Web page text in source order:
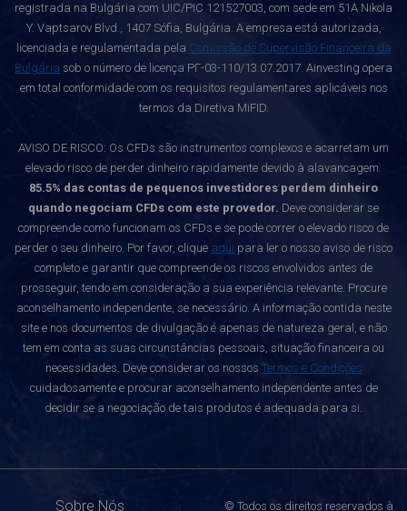
registrada na Bulgária com UIC/PIC 121527003, com sede em 51A Nikola
Y. Vaptsarov Blvd., 1407 Sófia, Bulgária. A empresa está autorizada,
licenciada e regulamentada pela Comissão de Supervisão Financeira da
Bulgária sob o número de licença РГ-03-110/13.07.2017. Ainvesting opera
em total conformidade com os requisitos regulamentares aplicáveis nos
termos da Diretiva MiFID.
AVISO DE RISCO: Os CFDs são instrumentos complexos e acarretam um
elevado risco de perder dinheiro rapidamente devido à alavancagem.
85.5% das contas de pequenos investidores perdem dinheiro
quando negociam CFDs com este provedor. Deve considerar se
compreende como funcionam os CFDs e se pode correr o elevado risco de
perder o seu dinheiro. Por favor, clique aqui para ler o nosso aviso de risco
completo e garantir que compreende os riscos envolvidos antes de
prosseguir, tendo em consideração a sua experiência relevante. Procure
aconselhamento independente, se necessário. A informação contida neste
site e nos documentos de divulgação é apenas de natureza geral, e não
tem em conta as suas circunstâncias pessoais, situação financeira ou
necessidades. Deve considerar os nossos Termos e Condições
cuidadosamente e procurar aconselhamento independente antes de
decidir se a negociação de tais produtos é adequada para si.
Sobre Nós © Todos os direitos reservados à